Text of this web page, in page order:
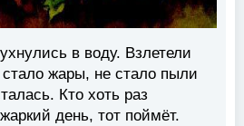
в воду. Взлетели
жары, не стало пыли
Кто хоть раз
день, тот поймёт.